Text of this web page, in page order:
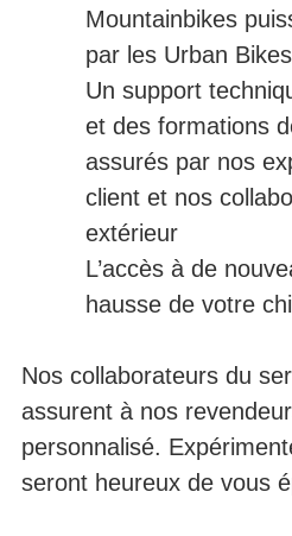
Mountainbikes
par les Urban
Un support
et des formations
assurés par nos
client et nos
extérieur
L’accès à de
hausse de votre
Nos collaborateurs du
assurent à nos
personnalisé.
seront heureux de vous